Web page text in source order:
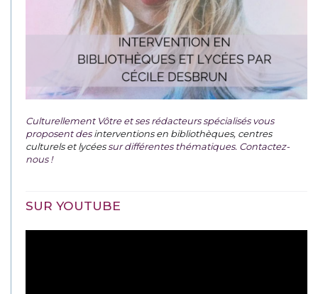
Culturellement Vôtre et ses rédacteurs spécialisés vous
proposent desinterventions en bibliothèques, centres
culturels et lycéessur différentes thématiques. Contactez-
nous !
SUR YOUTUBE